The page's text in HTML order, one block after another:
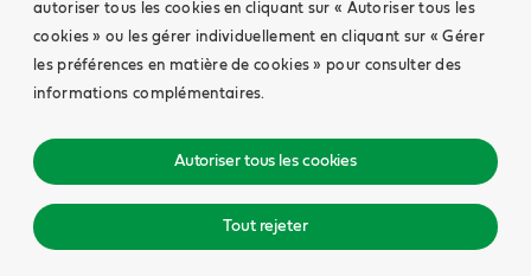
autoriser tous les cookies en cliquant sur « Autoriser tous les
cookies » ou les gérer individuellement en cliquant sur « Gérer
les préférences en matière de cookies » pour consulter des
informations complémentaires.
Autoriser tous les cookies
Tout rejeter